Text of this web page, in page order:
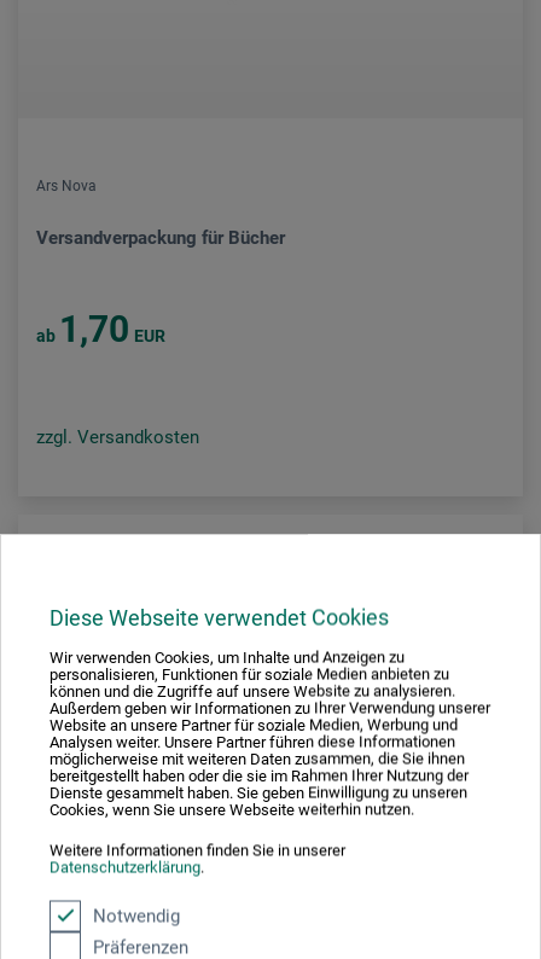
Diese Webseite verwendet Cookies
Wir verwenden Cookies, um Inhalte und Anzeigen zu
personalisieren, Funktionen für soziale Medien anbieten zu
können und die Zugriffe auf unsere Website zu analysieren.
Außerdem geben wir Informationen zu Ihrer Verwendung unserer
Website an unsere Partner für soziale Medien, Werbung und
Analysen weiter. Unsere Partner führen diese Informationen
möglicherweise mit weiteren Daten zusammen, die Sie ihnen
bereitgestellt haben oder die sie im Rahmen Ihrer Nutzung der
Dienste gesammelt haben. Sie geben Einwilligung zu unseren
Cookies, wenn Sie unsere Webseite weiterhin nutzen.
Weitere Informationen finden Sie in unserer
Datenschutzerklärung.
Notwendig
Präferenzen
Ars Nova
Versandverpackung für Bücher
ab 1,70 EUR
zzgl. Versandkosten
Rumold